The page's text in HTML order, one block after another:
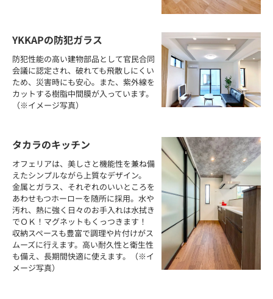
YKKAPの防犯ガラス
防犯性能の高い建物部品として官民合同
会議に認定され、破れても飛散しにくい
ため、災害時にも安心。また、紫外線を
カットする樹脂中間膜が入っています。
（※イメージ写真）
タカラのキッチン
オフェリアは、美しさと機能性を兼ね備
えたシンプルながら上質なデザイン。
金属とガラス、それぞれのいいところを
あわせもつホーローを随所に採用。水や
汚れ、熱に強く日々のお手入れは水拭き
でＯＫ！マグネットもくっつきます！
収納スペースも豊富で調理や片付けがス
ムーズに行えます。高い耐久性と衛生性
も備え、長期間快適に使えます。（※イ
メージ写真）